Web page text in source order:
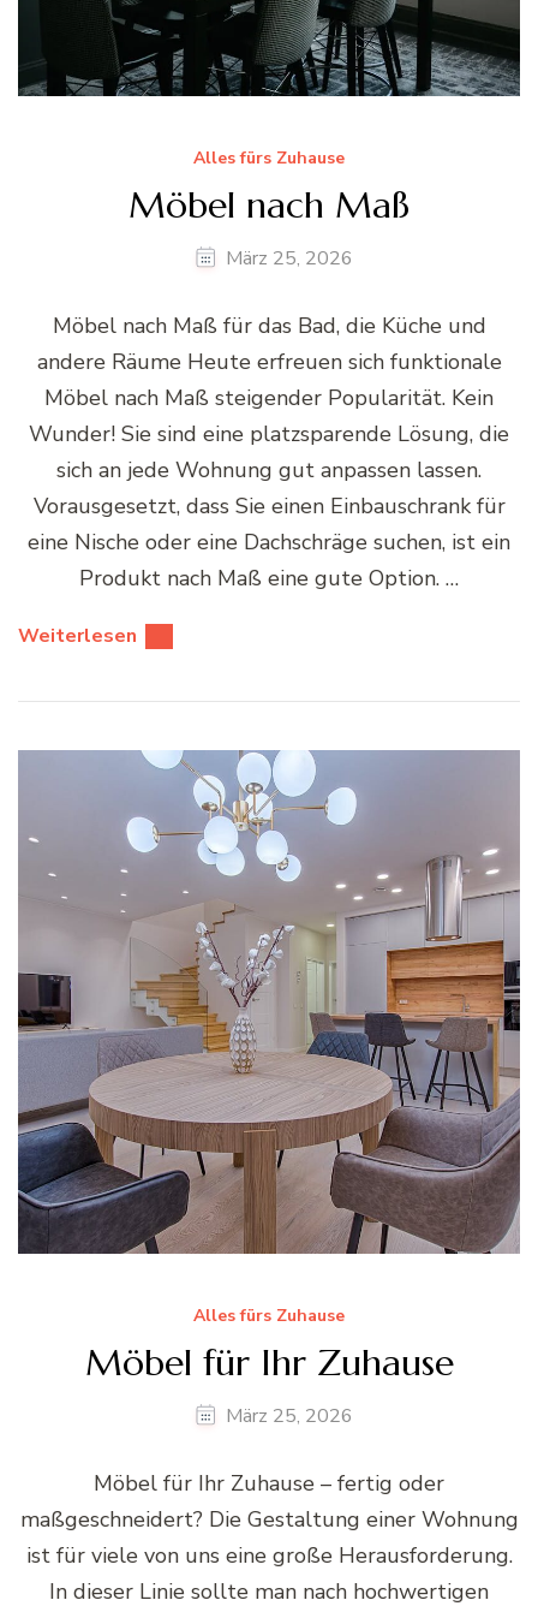
Alles fürs Zuhause
Möbel nach Maß
März 25, 2026
Möbel nach Maß für das Bad, die Küche und
andere Räume Heute erfreuen sich funktionale
Möbel nach Maß steigender Popularität. Kein
Wunder! Sie sind eine platzsparende Lösung, die
sich an jede Wohnung gut anpassen lassen.
Vorausgesetzt, dass Sie einen Einbauschrank für
eine Nische oder eine Dachschräge suchen, ist ein
Produkt nach Maß eine gute Option. …
Weiterlesen
Alles fürs Zuhause
Möbel für Ihr Zuhause
März 25, 2026
Möbel für Ihr Zuhause – fertig oder
maßgeschneidert? Die Gestaltung einer Wohnung
ist für viele von uns eine große Herausforderung.
In dieser Linie sollte man nach hochwertigen